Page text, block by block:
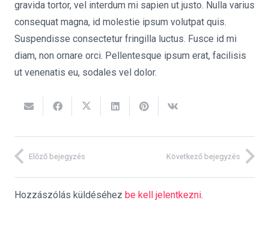
gravida tortor, vel interdum mi sapien ut justo. Nulla varius
consequat magna, id molestie ipsum volutpat quis.
Suspendisse consectetur fringilla luctus. Fusce id mi
diam, non ornare orci. Pellentesque ipsum erat, facilisis
ut venenatis eu, sodales vel dolor.
Előző bejegyzés Következő bejegyzés
Hozzászólás küldéséhez be kell jelentkezni.